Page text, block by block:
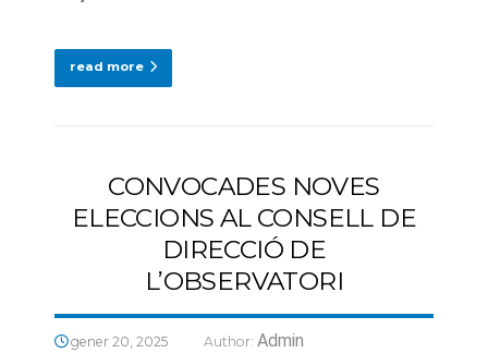
read more
CONVOCADES NOVES
ELECCIONS AL CONSELL DE
DIRECCIÓ DE
L’OBSERVATORI
gener 20, 2025 Author: Admin